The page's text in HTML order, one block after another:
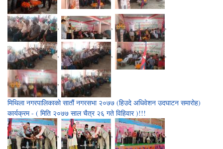
, , ,
, , ,
,
मिथिला नगरपालिकाको सातौं नगरसभा २०७७ (हिउदे अधिवेशन उदघाटन समारोह)
कार्यक्रम - ( मिति २०७७ साल चैत्र २६ गते विहिवार )!!!
, , ,